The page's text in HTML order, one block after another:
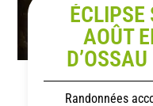
ÉCLIPSE
AOÛT
Randonnées